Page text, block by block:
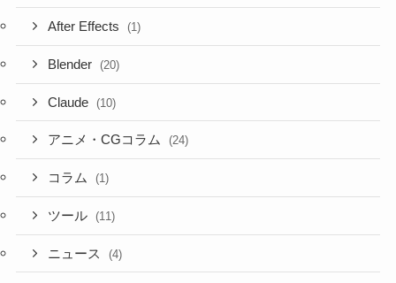
After Effects (1)
Blender (20)
Claude (10)
アニメ・CGコラム (24)
コラム (1)
ツール (11)
ニュース (4)